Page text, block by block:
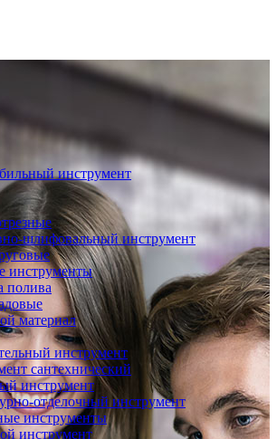
инструмент
шлифовальный инструмент
инструменты
полива
материал
инструмент
сантехнический
инструмент
отделочный инструмент
инструменты
инструмент